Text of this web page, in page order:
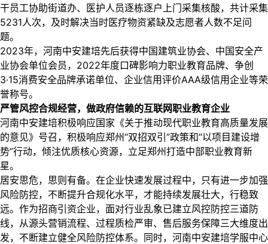
干员工协助街道办、医护人员逐栋逐户上门采集核酸，共计采集
5231人次，及时解决当时医疗物资紧缺及志愿者人数不足问
题。
2023年，河南中安建培先后获得中国建筑业协会、中国安全产
业协会单位会员，2022年度口碑影响力职业教育品牌、争创
3·15消费安全品牌承诺单位、企业信用评价AAA级信用企业等荣
誉称号。
严管风控合规经营，做政府信赖的互联网职业教育企业
河南中安建培积极响应国家《关于推动现代职业教育高质量发展
的意见》号召，积极响应郑州“双招双引”政策和“以项目建设增
势”行动，倾注优质核心资源，立足郑州打造中部职业教育新
星。
居安思危，思则有备。在企业快速发展过程中，只有进一步加强
风险防控，不断提升合规化水平，才能持续发展壮大，行稳致
远。作为招商引资企业，面对行业乱象已建立风控防控三道防
线，从源头营销流程、过程质检严审、售后服务保障三大维度出
发，不断建立健全风险防控体系。同时，河南中安建培学服中心